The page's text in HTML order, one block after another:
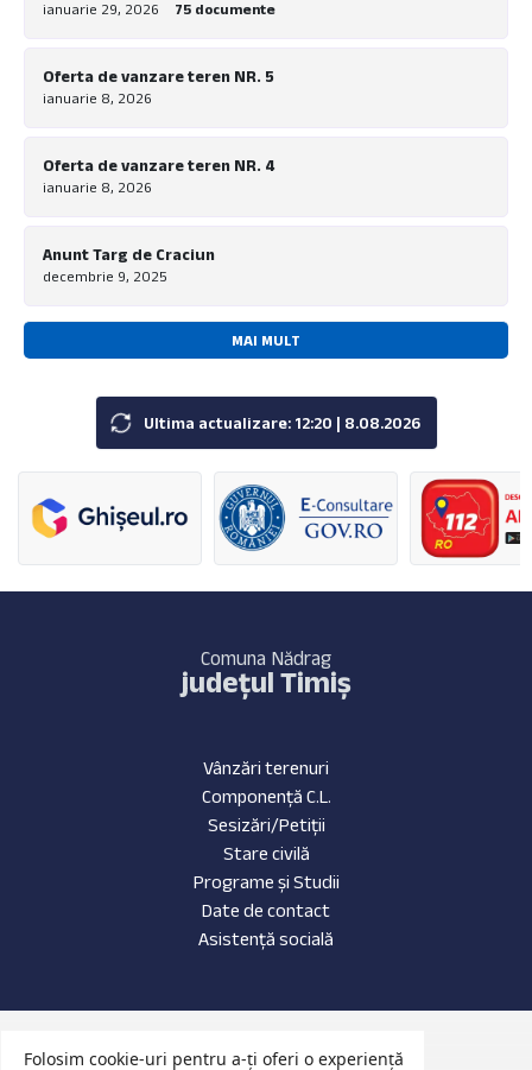
ianuarie 29, 2026 75 documente
Oferta de vanzare teren NR. 5
ianuarie 8, 2026
Oferta de vanzare teren NR. 4
ianuarie 8, 2026
Anunt Targ de Craciun
decembrie 9, 2025
MAI MULT
Ultima actualizare: 12:20 | 8.08.2026
Comuna Nădrag
județul Timiș
Vânzări terenuri
Componență C.L.
Sesizări/Petiții
Stare civilă
Programe și Studii
Date de contact
Asistență socială
Date de contact
Folosim cookie-uri pentru a-ți oferi o experiență